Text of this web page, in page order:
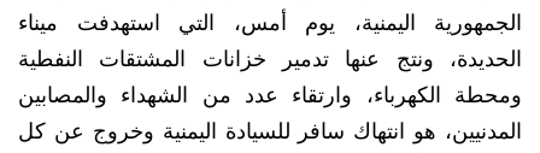
الجمهورية اليمنية، يوم أمس، التي استهدفت ميناء
الحديدة، ونتج عنها تدمير خزانات المشتقات النفطية
ومحطة الكهرباء، وارتقاء عدد من الشهداء والمصابين
المدنيين، هو انتهاك سافر للسيادة اليمنية وخروج عن كل